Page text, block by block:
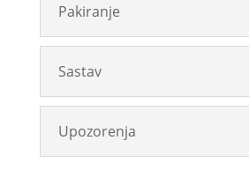
Pakiranje
Sastav
Upozorenja